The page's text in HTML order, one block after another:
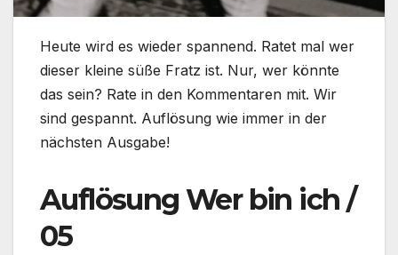
Heute wird es wieder spannend. Ratet mal wer
dieser kleine süße Fratz ist. Nur, wer könnte
das sein? Rate in den Kommentaren mit. Wir
sind gespannt. Auflösung wie immer in der
nächsten Ausgabe!
Auflösung Wer bin ich /
05